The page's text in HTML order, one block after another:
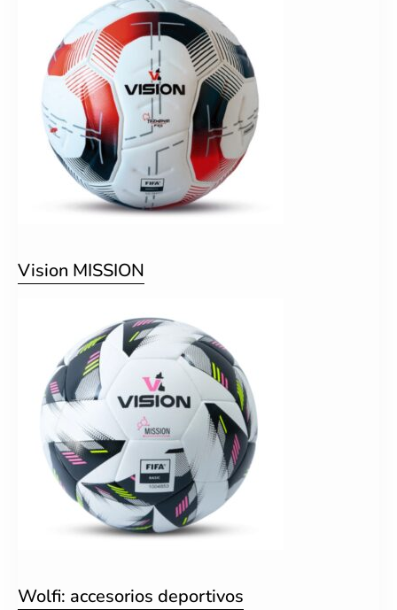
Vision MISSION
Wolfi: accesorios deportivos